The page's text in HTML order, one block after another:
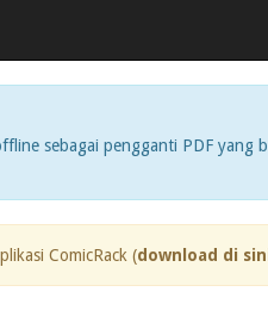
sebagai pengganti PDF yang
ComicRack (download di